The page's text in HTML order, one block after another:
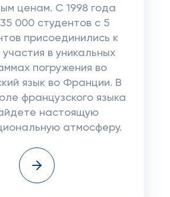
ценам. С 1998 года
000 студентов с 5
присоединились к
в уникальных
погружения во
язык во Франции. В
французского языка
настоящую
атмосферу.